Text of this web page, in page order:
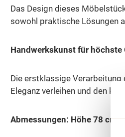
Das Design dieses
sowohl praktische Lösungen
Handwerkskunst für höchste
Die erstklassige
Eleganz verleihen und den
Abmessungen: Höhe 78 cm,